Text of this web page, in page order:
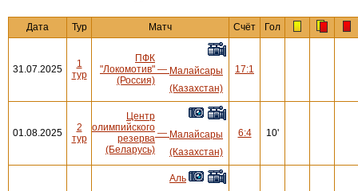
Дата Тур Матч Счёт Гол
31.07.2025
1
тур
ПФК
"Локомотив"
(Россия)
— Малайсары
(Казахстан)
17:1
01.08.2025
2
тур
Центр
олимпийского
резерва
(Беларусь)
— Малайсары
(Казахстан)
6:4 10'
Аль